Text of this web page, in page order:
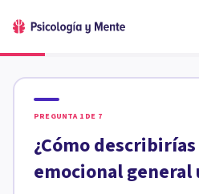
PREGUNTA 1 DE 7
¿Cómo
emocional